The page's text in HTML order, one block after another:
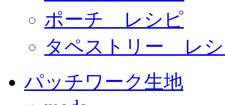
ポーチ レシピ
タペストリー レ
パッチワーク生地